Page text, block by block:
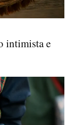
intimista e